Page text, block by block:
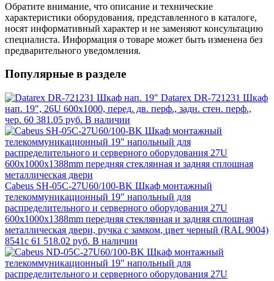
Обратите внимание, что описание и технические
характеристики оборудования, представленного в каталоге,
носят информативный характер и не заменяют консультацию
специалиста. Информация о товаре может быть изменена без
предварительного уведомления.
Популярные в разделе
Datarex DR-721231 Шкаф
нап. 19", 26U 600х1000, перед. дв. перф., задн. стен. перф.,
чер. 60 381.05 руб. В наличии
Cabeus SH-05C-27U60/100-BK Шкаф монтажный
телекоммуникационный 19" напольный для
распределительного и серверного оборудования 27U
600x1000x1388mm передняя стеклянная и задняя сплошная
металлическая двери, ручка с замком, цвет черный (RAL 9004)
8541c 61 518.02 руб. В наличии